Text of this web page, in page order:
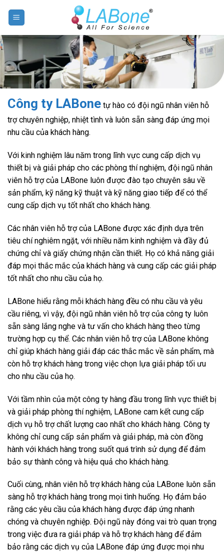
Công ty LABone tự hào có đội ngũ nhân viên hỗ
trợ chuyên nghiệp, nhiệt tình và luôn sẵn sàng đáp ứng mọi
nhu cầu của khách hàng.
Với kinh nghiệm lâu năm trong lĩnh vực cung cấp dịch vụ
thiết bị và giải pháp cho các phòng thí nghiệm, đội ngũ nhân
viên hỗ trợ của LABone luôn được đào tạo chuyên sâu về
sản phẩm, kỹ năng kỹ thuật và kỹ năng giao tiếp để có thể
cung cấp dịch vụ tốt nhất cho khách hàng.
Các nhân viên hỗ trợ của LABone được xác định dựa trên
tiêu chí nghiêm ngặt, với nhiều năm kinh nghiệm và đầy đủ
chứng chỉ và giấy chứng nhận cần thiết. Họ có khả năng giải
đáp mọi thắc mắc của khách hàng và cung cấp các giải pháp
tốt nhất cho nhu cầu của họ.
LABone hiểu rằng mỗi khách hàng đều có nhu cầu và yêu
cầu riêng, vì vậy, đội ngũ nhân viên hỗ trợ của công ty luôn
sẵn sàng lắng nghe và tư vấn cho khách hàng theo từng
trường hợp cụ thể. Các nhân viên hỗ trợ của LABone không
chỉ giúp khách hàng giải đáp các thắc mắc về sản phẩm, mà
còn hỗ trợ khách hàng trong việc chọn lựa giải pháp tối ưu
cho nhu cầu của họ.
Với tầm nhìn của một công ty hàng đầu trong lĩnh vực thiết bị
và giải pháp phòng thí nghiệm, LABone cam kết cung cấp
dịch vụ hỗ trợ chất lượng cao nhất cho khách hàng. Công ty
không chỉ cung cấp sản phẩm và giải pháp, mà còn đồng
hành với khách hàng trong suốt quá trình sử dụng để đảm
bảo sự thành công và hiệu quả cho khách hàng.
Cuối cùng, nhân viên hỗ trợ khách hàng của LABone luôn sẵn
sàng hỗ trợ khách hàng trong mọi tình huống. Họ đảm bảo
rằng các yêu cầu của khách hàng được đáp ứng nhanh
chóng và chuyên nghiệp. Đội ngũ này đóng vai trò quan trọng
trong việc đưa ra giải pháp và hỗ trợ khách hàng để đảm
bảo rằng các dịch vụ của LABone đáp ứng được mọi nhu